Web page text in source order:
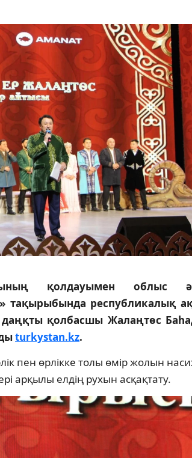
қолдауымен облыс
республикалық
қолбасшы Жалаңтөс
turkystan.kz.
пен өрлікке толы өмір жолын
арқылы елдің рухын асқақтату.